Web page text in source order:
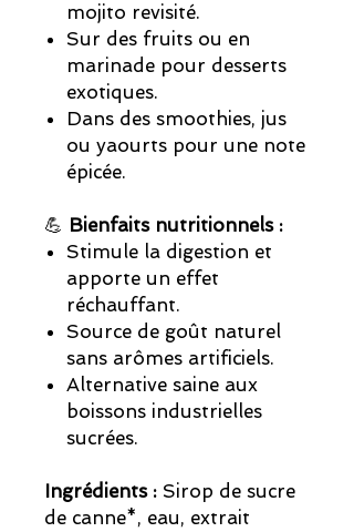
mojito revisité.
Sur des fruits ou en
marinade pour desserts
exotiques.
Dans des smoothies, jus
ou yaourts pour une note
épicée.
💪 Bienfaits nutritionnels :
Stimule la digestion et
apporte un effet
réchauffant.
Source de goût naturel
sans arômes artificiels.
Alternative saine aux
boissons industrielles
sucrées.
Ingrédients : Sirop de sucre
de canne*, eau, extrait